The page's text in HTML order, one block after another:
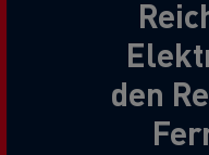
den